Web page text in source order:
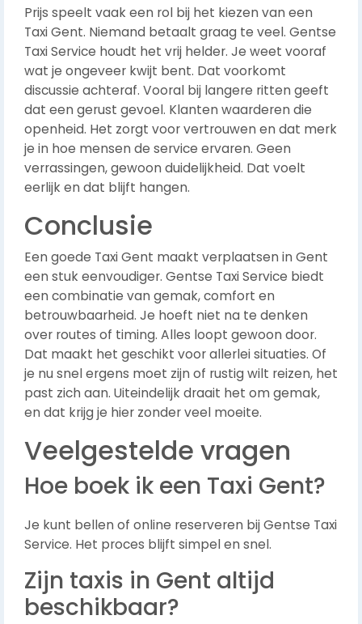
Prijs speelt vaak een rol bij het kiezen van een
Taxi Gent. Niemand betaalt graag te veel. Gentse
Taxi Service houdt het vrij helder. Je weet vooraf
wat je ongeveer kwijt bent. Dat voorkomt
discussie achteraf. Vooral bij langere ritten geeft
dat een gerust gevoel. Klanten waarderen die
openheid. Het zorgt voor vertrouwen en dat merk
je in hoe mensen de service ervaren. Geen
verrassingen, gewoon duidelijkheid. Dat voelt
eerlijk en dat blijft hangen.
Conclusie
Een goede Taxi Gent maakt verplaatsen in Gent
een stuk eenvoudiger. Gentse Taxi Service biedt
een combinatie van gemak, comfort en
betrouwbaarheid. Je hoeft niet na te denken
over routes of timing. Alles loopt gewoon door.
Dat maakt het geschikt voor allerlei situaties. Of
je nu snel ergens moet zijn of rustig wilt reizen, het
past zich aan. Uiteindelijk draait het om gemak,
en dat krijg je hier zonder veel moeite.
Veelgestelde vragen
Hoe boek ik een Taxi Gent?
Je kunt bellen of online reserveren bij Gentse Taxi
Service. Het proces blijft simpel en snel.
Zijn taxis in Gent altijd
beschikbaar?